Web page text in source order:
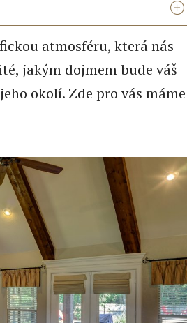
atmosféru, která nás
jakým dojmem bude váš
okolí. Zde pro vás máme